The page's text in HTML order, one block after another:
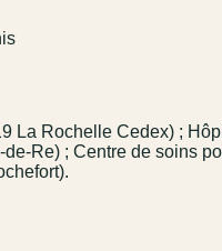
La Rochelle Cedex) ;
Re) ; Centre de soins